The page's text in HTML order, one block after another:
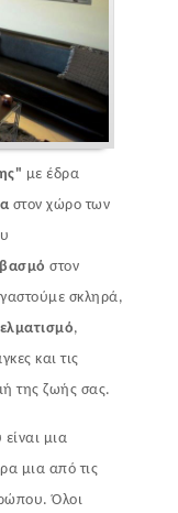
με έδρα
στον χώρο των
στον
σκληρά,
,
και τις
της ζωής σας.
μια
μια από τις
Όλοι